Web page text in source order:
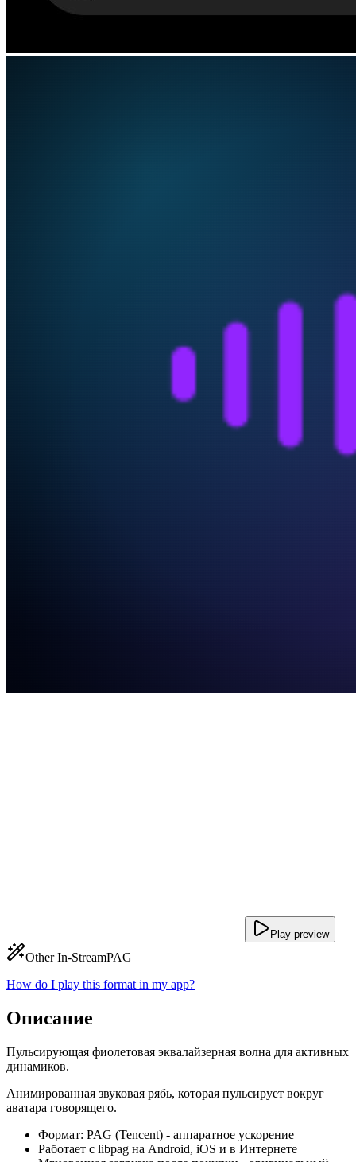
Play preview
Other In-StreamPAG
How do I play this format in my app?
Описание
Пульсирующая фиолетовая эквалайзерная волна для активных
динамиков.
Анимированная звуковая рябь, которая пульсирует вокруг
аватара говорящего.
Формат: PAG (Tencent) - аппаратное ускорение
Работает с libpag на Android, iOS и в Интернете